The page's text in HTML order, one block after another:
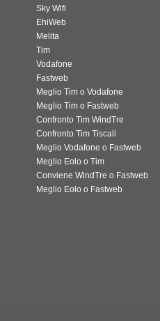
Sky Wifi
EhiWeb
Melita
Tim
Vodafone
Fastweb
Meglio Tim o Vodafone
Meglio Tim o Fastweb
Confronto Tim WindTre
Confronto Tim Tiscali
Meglio Vodafone o Fastweb
Meglio Eolo o Tim
Conviene WindTre o Fastweb
Meglio Eolo o Fastweb